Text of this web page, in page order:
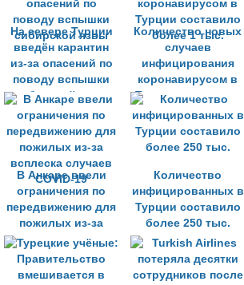
На севере Турции
введён карантин
из-за опасений по
поводу вспышки
сибирской язвы
Количество новых
случаев
инфицирования
коронавирусом в
Турции составило
более 1 тыс.
В Анкаре ввели
ограничения по
передвижению для
пожилых из-за
всплеска случаев
COVID-19
Количество
инфицированных в
Турции составило
более 250 тыс.